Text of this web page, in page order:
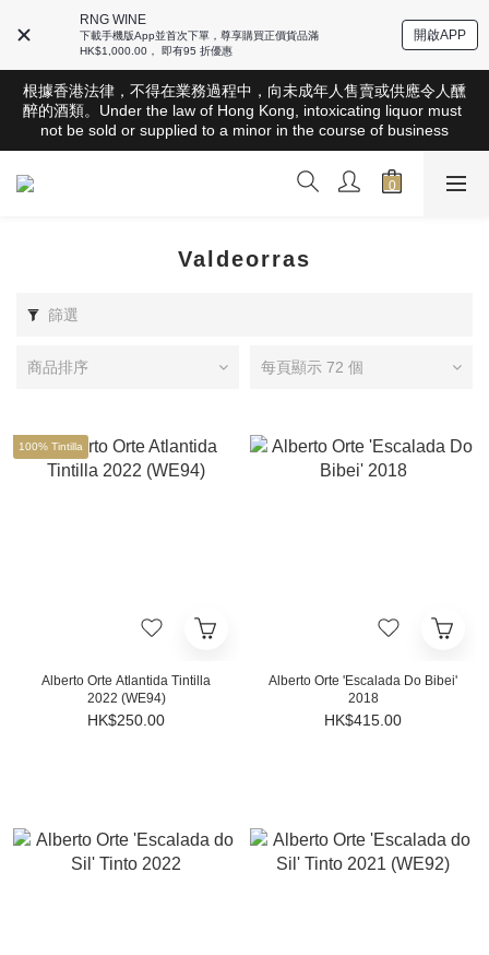
RNG WINE
下載手機版App並首次下單，尊享購買正價貨品滿
HK$1,000.00， 即有95 折優惠
開啟APP
根據香港法律，不得在業務過程中，向未成年人售賣或供應令人醺
醉的酒類。Under the law of Hong Kong, intoxicating liquor must
not be sold or supplied to a minor in the course of business
根據香港法律，不得在業務過程中，向未成年人售賣或供應令人醺
醉的酒類。Under the law of Hong Kong, intoxicating liquor must
not be sold or supplied to a minor in the course of business
全店滿HK$1000 免運費（香港）； HK$2500 免運費（澳門）；
SGD800 免運費（新加坡）；TWD20,000免運費（台灣）；
根據香港法律，不得在業務過程中，向未成年人售賣或供應令人醺
醉的酒類。Under the law of Hong Kong, intoxicating liquor must
Valdeorras
篩選
商品排序 每頁顯示 72 個
100% Tintilla
Alberto Orte Atlantida Tintilla
2022 (WE94)
HK$250.00
Alberto Orte 'Escalada Do Bibei'
2018
HK$415.00